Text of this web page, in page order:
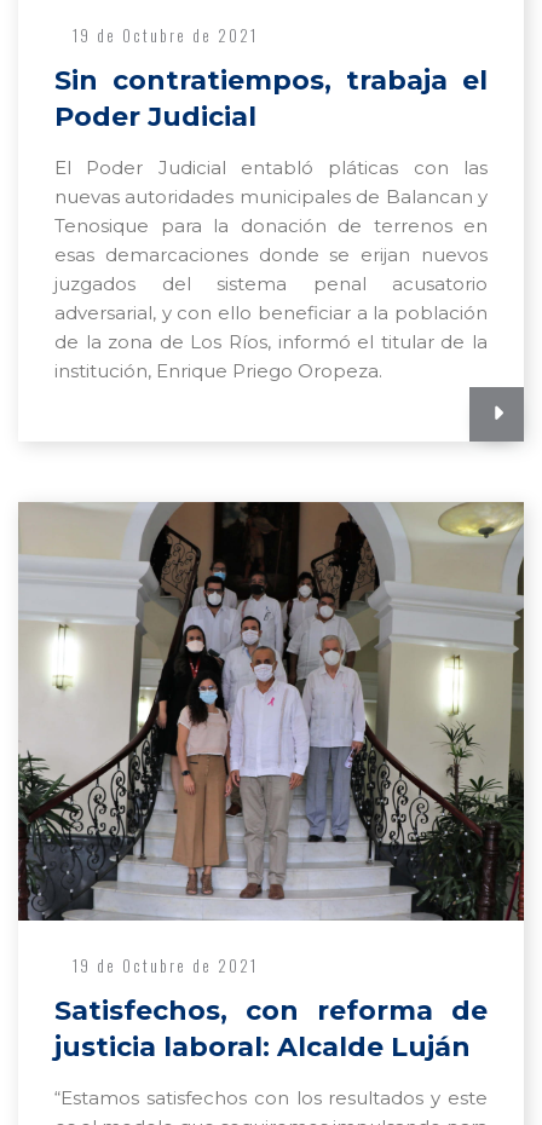
19 de Octubre de 2021
Sin contratiempos, trabaja el
Poder Judicial
El Poder Judicial entabló pláticas con las
nuevas autoridades municipales de Balancan y
Tenosique para la donación de terrenos en
esas demarcaciones donde se erijan nuevos
juzgados del sistema penal acusatorio
adversarial, y con ello beneficiar a la población
de la zona de Los Ríos, informó el titular de la
institución, Enrique Priego Oropeza.
19 de Octubre de 2021
Satisfechos, con reforma de
justicia laboral: Alcalde Luján
“Estamos satisfechos con los resultados y este